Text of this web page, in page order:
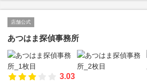
店舗公式
あつはま探偵事務所
3.03